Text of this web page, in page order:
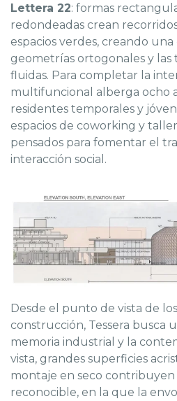
Lettera 22: formas
redondeadas crean
espacios verdes, creando
geometrías ortogonales y las
fluidas. Para completar la
multifuncional alberga ocho
residentes temporales y
espacios de coworking y
pensados para fomentar el
interacción social.
Desde el punto de vista de
construcción, Tessera busca
memoria industrial y la
vista, grandes superficies
montaje en seco
reconocible, en la que la